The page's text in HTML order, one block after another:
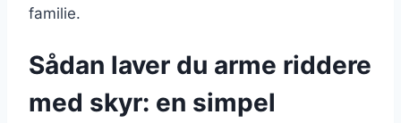
familie.
Sådan laver du arme riddere
med skyr: en simpel